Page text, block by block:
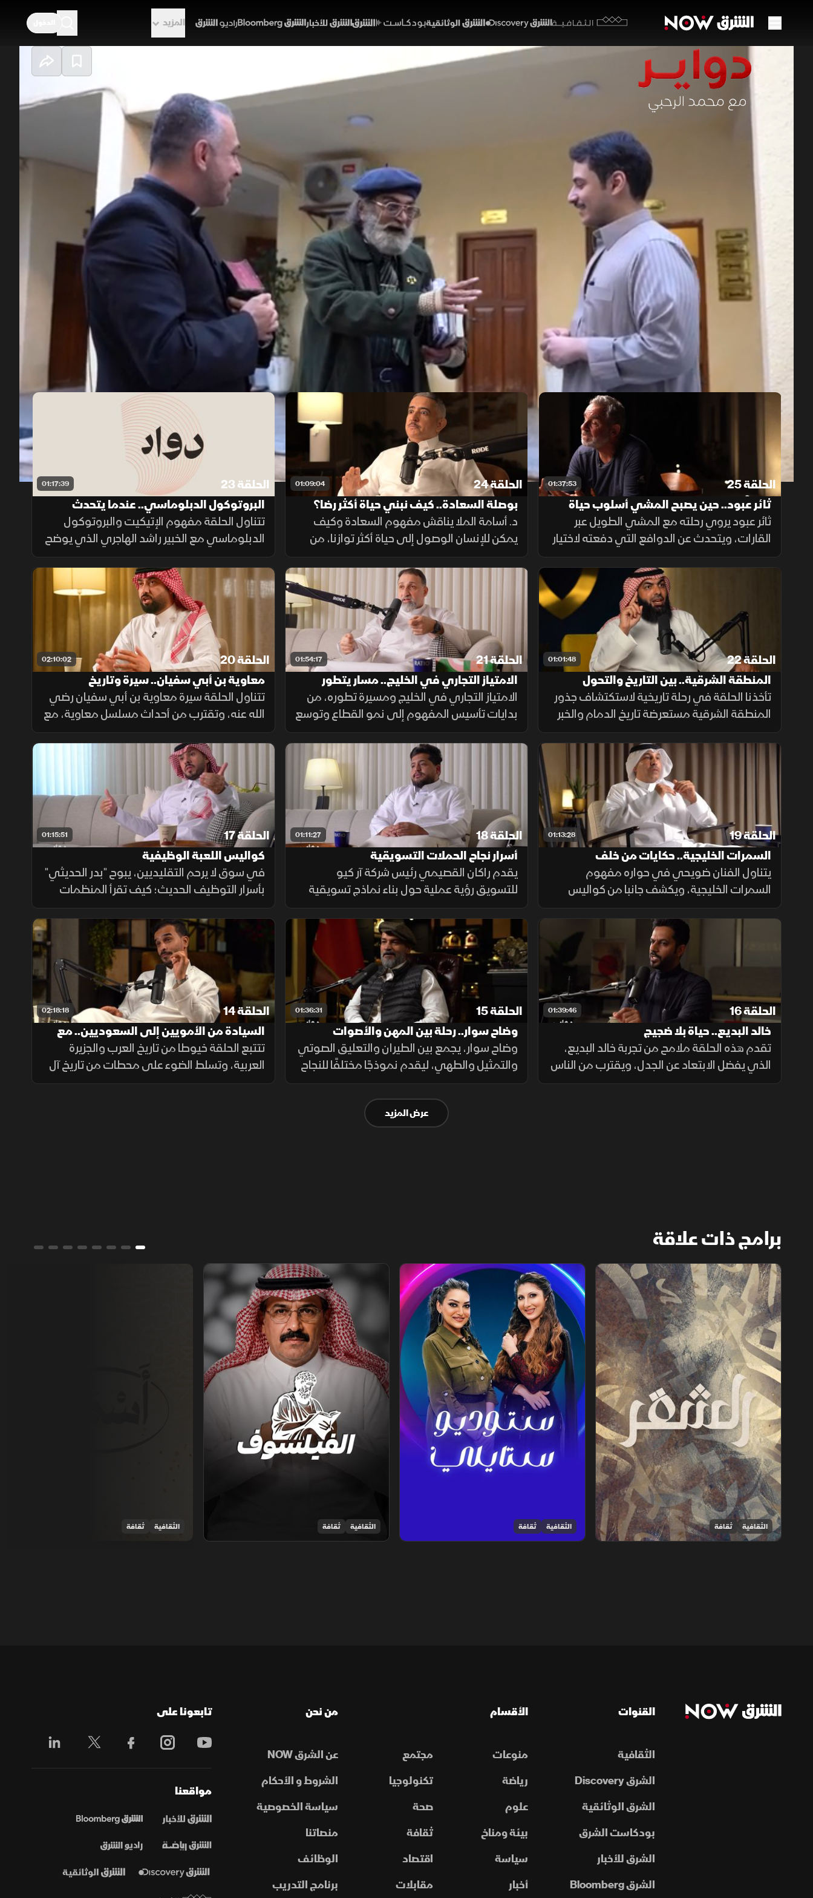
الثقافية
المزيد
00:12/01:24:17
مسيحيو البصرة.. حضورٍ ثقافي عبر الزمن
01:24:17
دواير
تأخذنا الحلقة إلى مدينة البصرة لاستكشاف جانب من تنوعها الثقافي والتاريخي، من خلال لقاء مع القس آرام
للحديث عن الوجود المسيحي في المدينة، وما يحمله من أبعاد ثقافية ودينية واجتماعية تعكس تعدد
الهويات التي أسهمت في تشكيل المشهد الحضاري للبصرة عبر أزمنة متعاقبة.
الثقافية
حلقات الموسم 1
01:37:53
الحلقة 25
ثائر عبود.. حين يصبح المشي أسلوب حياة
ثائر عبود يروي رحلته مع المشي الطويل عبر
القارات، ويتحدث عن الدوافع التي دفعته لاختيار
هذا الطريق، وما تركته التجربة من أثر في نظرته
إلى السعادة والعلاقات الإنسانية ومعنى الحياة.
01:09:04
الحلقة 24
بوصلة السعادة.. كيف نبني حياة أكثر رضا؟
د. أسامة الملا يناقش مفهوم السعادة وكيف
يمكن للإنسان الوصول إلى حياة أكثر توازنا، من
خلال فهم المشاعر، وبناء العلاقات، والابتعاد عن
التصورات غير الواقعية حول النجاح والكمال
01:17:39
الحلقة 23
البروتوكول الدبلوماسي.. عندما يتحدث
السلوك قبل الكلمات
تتناول الحلقة مفهوم الإتيكيت والبروتوكول
الدبلوماسي مع الخبير راشد الهاجري الذي يوضح
أن الإتيكيت يقوم على احترام الذات والآخرين وأن
الرقي يظهر بالسلوك لا في الادعاء. كما يستعرض
جذور الإتيكيت التاريخية
01:01:48
الحلقة 22
المنطقة الشرقية.. بين التاريخ والتحول
الاقتصادي
تأخذنا الحلقة في رحلة تاريخية لاستكتشاف جذور
المنطقة الشرقية مستعرضة تاريخ الدمام والخبر
والظهران، وبدايات اكتشاف النفط، وقصة الدليل
خميس بن رمثان الذي رافق أول بعثة جيولوجية
أميركية للبحث عن النفط.
01:54:17
الحلقة 21
الامتياز التجاري في الخليج.. مسار يتطور
الامتياز التجاري في الخليج ومسيرة تطوره، من
بدايات تأسيس المفهوم إلى نمو القطاع وتوسع
فرصه، مع فاضل النصار الرئيس التنفيذي لـ
"فرانشايز مي" الذي يناقش واقع السوق
ومستوى نضجه.
02:10:02
الحلقة 20
معاوية بن أبي سفيان.. سيرة وتاريخ
تتناول الحلقة سيرة معاوية بن أبي سفيان رضي
الله عنه، وتقترب من أحداث مسلسل معاوية، مع
حديث عن تجربة بدر اللامي وحضوره في العمل،
ورحلته الشخصية والفنية التي شكلت جزءا من
هذه التجربة.
01:13:28
الحلقة 19
السمرات الخليجية.. حكايات من خلف
الكواليس
يتناول الفنان ضويحي في حواره مفهوم
السمرات الخليجية، ويكشف جانبا من كواليس
الوسط الفني، مؤكدا أن التواضع والاحترام هما
سر استمرارية الفنان، وأن القيمة الحقيقية
للإنسان فيما يتركه من أثر طيب.
01:11:27
الحلقة 18
أسرار نجاح الحملات التسويقية
يقدم راكان القصيمي رئيس شركة آر كيو
للتسويق رؤية عملية حول بناء نماذج تسويقية
ناجحة في السوق السعودية بالاعتماد على
الشفافية والابتكار، مع رصد التغيرات في سلوك
المستهلكين وأهمية تحديد الأهداف
01:15:51
الحلقة 17
كواليس اللعبة الوظيفية
في سوق لا يرحم التقليديين، يبوح "بدر الحديثي"
بأسرار التوظيف الحديث؛ كيف تقرأ المنظمات
ذكاء المتقدم، وما هي المعادلة السرية التي
تجعل الكفاءات تتنقل باحترافية بين الشركات؟
01:39:46
الحلقة 16
خالد البديع.. حياة بلا ضجيج
تقدم هذه الحلقة ملامح من تجربة خالد البديع،
الذي يفضل الابتعاد عن الجدل، ويقترب من الناس
بهدوء، حيث يفتح الحديث عن قناعاته ورؤيته
01:36:31
الحلقة 15
وضاح سوار.. رحلة بين المهن والأصوات
وضاح سوار، يجمع بين الطيران والتعليق الصوتي
والتمثيل والطهي، ليقدم نموذجًا مختلفًا للنجاح
المهني القائم على التجربة وكسر فكرة التخصص
02:18:18
الحلقة 14
السيادة من الأمويين إلى السعوديين.. مع
محمد الروقي
تتتبع الحلقة خيوطا من تاريخ العرب والجزيرة
العربية، وتسلط الضوء على محطات من تاريخ آل
سعود، قبل أن تنتقل بين قضايا وأحداث متعددة
عرض المزيد
برامج ذات علاقة
الشقر
الثقافية ثقافة
ستوديو ستايلي
الثقافية ثقافة
الفيلسوف
الثقافية ثقافة الثقافية ثقافة
القنوات
الثقافية
الشرق Discovery
الشرق الوثائقية
بودكاست الشرق
الشرق للأخبار
الشرق Bloomberg
الأقسام
منوعات
مجتمع
رياضة
تكنولوجيا
علوم
صحة
بيئة ومناخ
ثقافة
سياسة
اقتصاد
أخبار
مقابلات
من نحن
عن الشرق NOW
الشروط و الأحكام
سياسة الخصوصية
منصاتنا
الوظائف
برنامج التدريب
تابعونا على
مواقعنا